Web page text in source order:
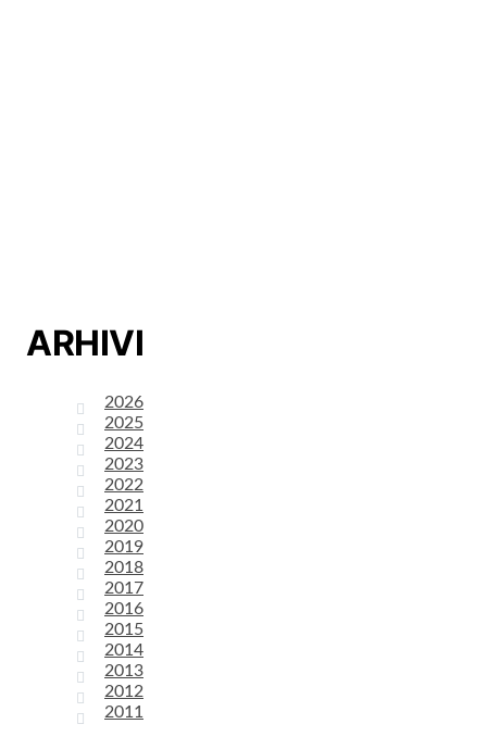
ARHIVI
2026
2025
2024
2023
2022
2021
2020
2019
2018
2017
2016
2015
2014
2013
2012
2011